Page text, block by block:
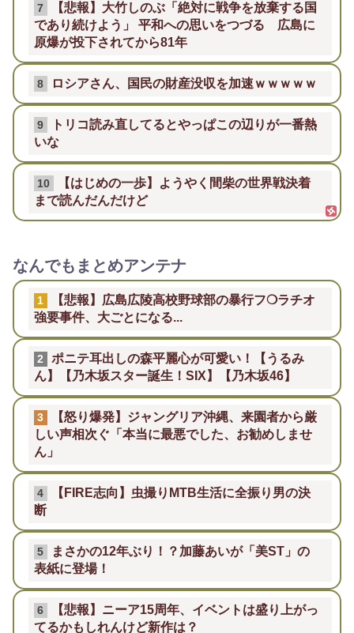
7
【悲報】大竹しのぶ「絶対に戦争を放棄する国
であり続けよう」 平和への思いをつづる 広島に
原爆が投下されてから81年
8 ロシアさん、国民の財産没収を加速ｗｗｗｗｗ
9
トリコ読み直してるとやっぱこの辺りが一番熱
いな
10
【はじめの一歩】ようやく間柴の世界戦決着
まで読んだんだけど
なんでもまとめアンテナ
1
【悲報】広島広陵高校野球部の暴行フ❍ラチオ
強要事件、大ごとになる...
2
ポニテ耳出しの森平麗心が可愛い！【うるみ
ん】【乃木坂スター誕生！SIX】【乃木坂46】
3
【怒り爆発】ジャングリア沖縄、来園者から厳
しい声相次ぐ「本当に最悪でした、お勧めしませ
ん」
4
【FIRE志向】虫撮りMTB生活に全振り男の決
断
5
まさかの12年ぶり！？加藤あいが「美ST」の
表紙に登場！
6
【悲報】ニーア15周年、イベントは盛り上がっ
てるかもしれんけど新作は？